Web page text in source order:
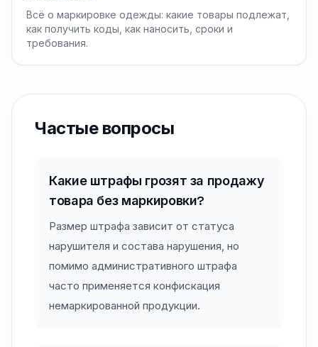
Всё о маркировке одежды: какие товары подлежат,
как получить коды, как наносить, сроки и
требования.
Частые вопросы
Какие штрафы грозят за продажу
товара без маркировки?
Размер штрафа зависит от статуса
нарушителя и состава нарушения, но
помимо административного штрафа
часто применяется конфискация
немаркированной продукции.